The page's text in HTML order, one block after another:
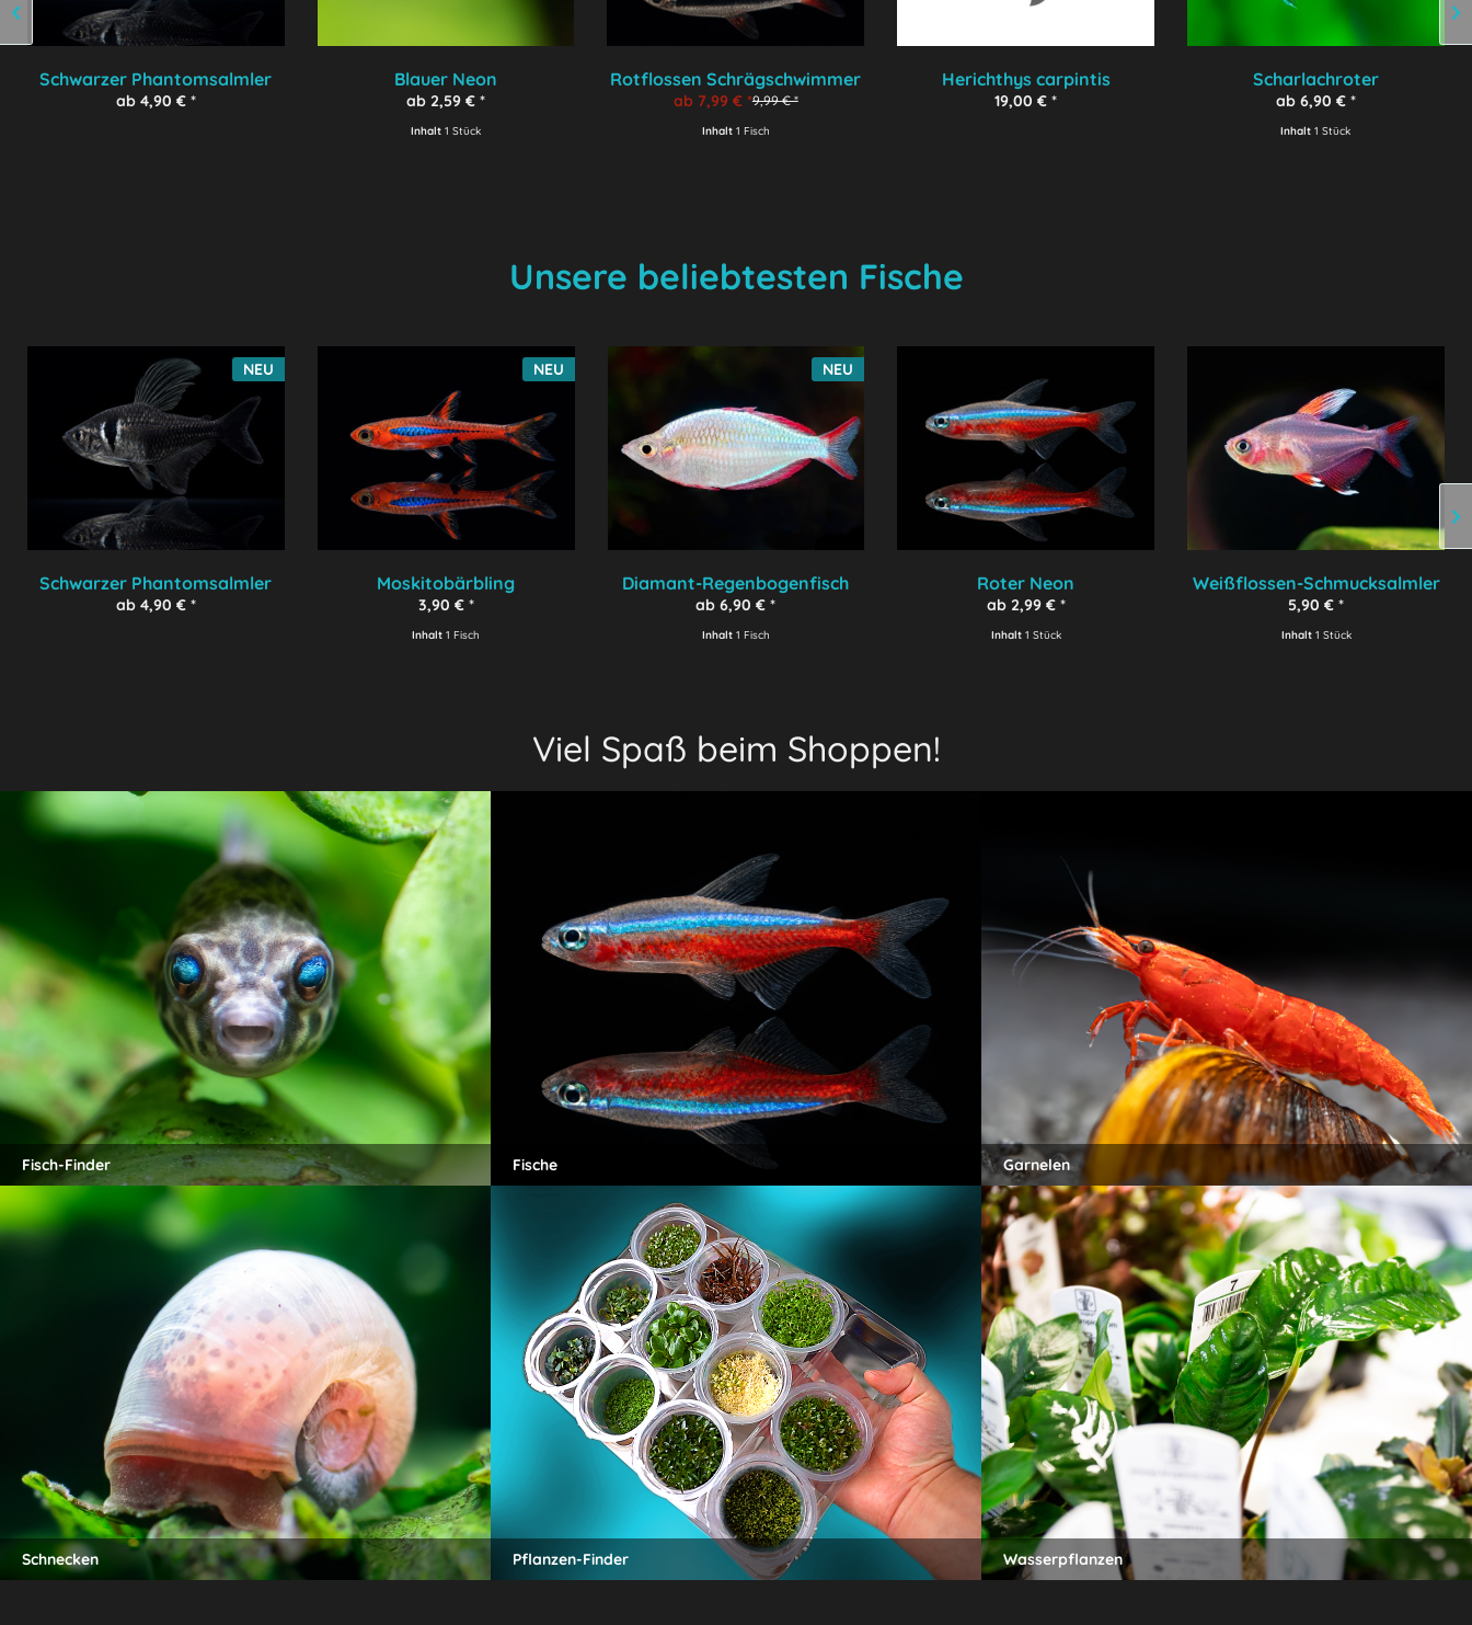
Schwarzer Phantomsalmler
ab 4,90 € *
Blauer Neon
ab 2,59 € *
Inhalt 1 Stück
Rotflossen Schrägschwimmer
ab 7,99 € *9,99 € *
Inhalt 1 Fisch
Herichthys carpintis
19,00 € *
Scharlachroter
Zwergblaubarsch
ab 6,90 € *
Inhalt1 Stück
Unsere beliebtesten Fische
NEU
Schwarzer Phantomsalmler
ab 4,90 € *
NEU
Moskitobärbling
3,90 € *
Inhalt1 Fisch
NEU
Diamant-Regenbogenfisch
ab 6,90 € *
Inhalt 1 Fisch
Roter Neon
ab 2,99 € *
Inhalt 1 Stück
Weißflossen-Schmucksalmler
5,90 € *
Inhalt 1 Stück
Viel Spaß beim Shoppen!
Fisch-Finder Fische Garnelen
Schnecken Pflanzen-Finder Wasserpflanzen